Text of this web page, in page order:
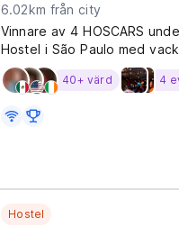
6.02km från city
Vinnare av 4 HOSCARS
Hostel i São Paulo med
40+ värd 4
Hostel